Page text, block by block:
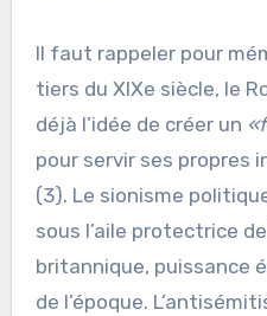
Il faut rappeler pour
tiers du XIXe siècle, le
déjà l’idée de créer un
pour servir ses propres
(3). Le sionisme
sous l’aile protectrice
britannique, puissance
de l’époque.